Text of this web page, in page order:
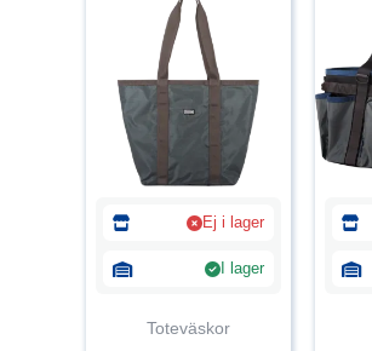
Ej i lager
I lager
Toteväskor